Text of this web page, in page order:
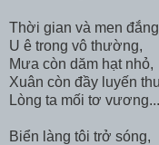
Thời gian và men
U ê trong vô thường,
Mưa còn dăm hạt nhỏ,
Xuân còn đầy luyến
Lòng ta mối tơ vương...
Biển làng tôi trở sóng,